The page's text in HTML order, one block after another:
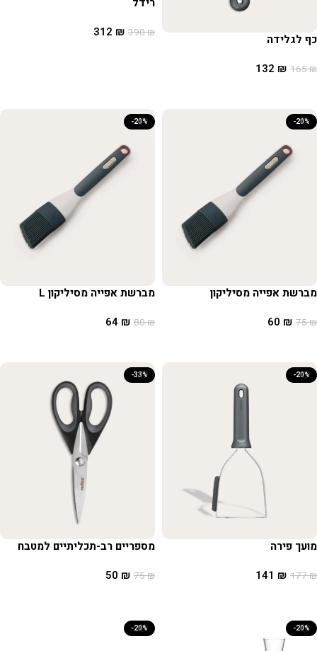
כף לגלידה
165₪
132 ₪
390₪
312 ₪
-20%
מברשת אפייה מסיליקון
75₪
60 ₪
-20%
מברשת אפייה מסיליקון L
80₪
64 ₪
-20%
מועך פירה
177₪
141 ₪
-33%
מספריים רב-תכליתיים למטבח
75₪
50 ₪
-20%
-20%